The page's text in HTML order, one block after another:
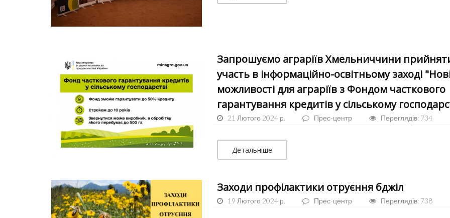
Запрошуємо аграріїв Хмельниччини
участь в інформаційно-освітньому заході
можливості для аграріїв з Фондом часткового
гарантування кредитів у сільському
21 Лютого 2024 р. Прес-центр Переглядів: 734
Детальніше
Заходи профілактики отруєння бджіл
19 Лютого 2024 р. Прес-центр Переглядів: 738